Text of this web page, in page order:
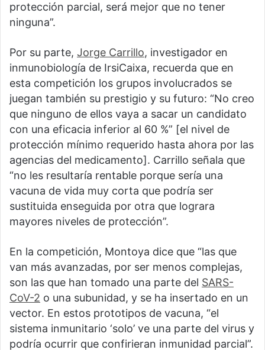
protección parcial, será mejor que no tener
ninguna”.
Por su parte, Jorge Carrillo, investigador en
inmunobiología de IrsiCaixa, recuerda que en
esta competición los grupos involucrados se
juegan también su prestigio y su futuro: “No creo
que ninguno de ellos vaya a sacar un candidato
con una eficacia inferior al 60 %” [el nivel de
protección mínimo requerido hasta ahora por las
agencias del medicamento]. Carrillo señala que
“no les resultaría rentable porque sería una
vacuna de vida muy corta que podría ser
sustituida enseguida por otra que lograra
mayores niveles de protección”.
En la competición, Montoya dice que “las que
van más avanzadas, por ser menos complejas,
son las que han tomado una parte del SARS-
CoV-2 o una subunidad, y se ha insertado en un
vector. En estos prototipos de vacuna, “el
sistema inmunitario ‘solo’ ve una parte del virus y
podría ocurrir que confirieran inmunidad parcial”.